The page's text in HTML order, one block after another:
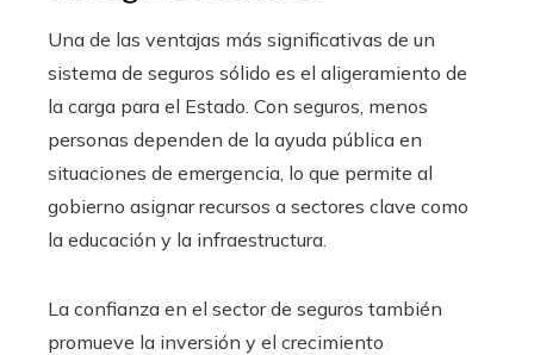
Una de las ventajas más significativas de un
sistema de seguros sólido es el aligeramiento de
la carga para el Estado. Con seguros, menos
personas dependen de la ayuda pública en
situaciones de emergencia, lo que permite al
gobierno asignar recursos a sectores clave como
la educación y la infraestructura.
La confianza en el sector de seguros también
promueve la inversión y el crecimiento